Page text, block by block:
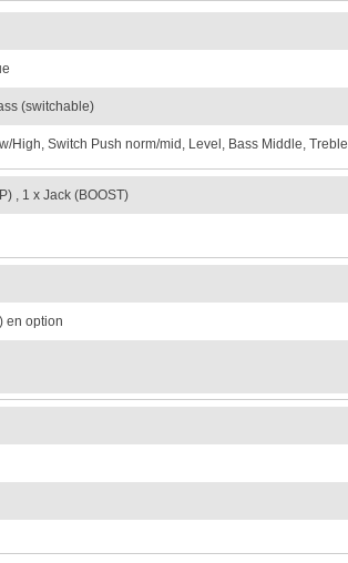
(switchable)
High, Switch Push norm/mid, Level, Bass Middle, Treble
, 1 x Jack (BOOST)
en option